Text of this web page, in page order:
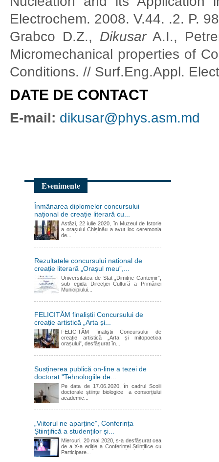
Electrochem. 2008. V.44. .2. P.
Grabco D.Z., DikusarA.I.,
Micromechanical properties of
Conditions. // Surf.Eng.Appl.
DATE DE CONTACT
E-mail: dikusar@phys.asm.md
Evenimente
Înmânarea diplomelor concursului
național de creație literară cu...
Astăzi, 22 iulie 2020, în Muzeul de Istorie
a orașului Chișinău a avut loc ceremonia
de...
Rezultatele concursului național de
creație literară „Orașul meu”,...
Universitatea de Stat „Dimitrie Cantemir”,
sub egida Direcției Cultură a Primăriei
Municipiului...
FELICITĂM finaliștii Concursului de
creație artistică „Arta și...
FELICITĂM finaliștii Concursului de
creație artistică „Arta și mitopoetica
orașului”, desfășurat în...
Susținerea publică on-line a tezei de
doctorat "Tehnologiile de...
Pe data de 17.06.2020, în cadrul Scolii
doctorale științe biologice a consorțiului
academic...
„Viitorul ne aparține”, Conferința
Științifică a studenților și...
Miercuri, 20 mai 2020, s-a desfășurat cea
de a X-a ediție a Conferinței Științifice cu
Participare...